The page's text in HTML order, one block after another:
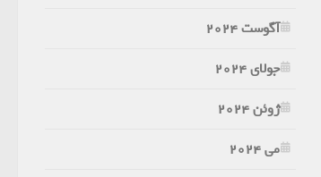
آگوست 2024
جولای 2024
ژوئن 2024
می 2024